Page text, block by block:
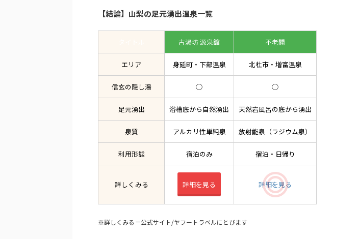
【結論】山梨の足元湧出温泉一覧
古湯坊 源泉舘 不老閣
エリア 身延町・下部温泉 北杜市・増富温泉
信玄の隠し湯 ◯ ◯
足元湧出 浴槽底から自然湧出 天然岩風呂の底から湧出
泉質 アルカリ性単純泉 放射能泉（ラジウム泉）
利用形態 宿泊のみ 宿泊・日帰り
詳しくみる 詳細を見る 詳細を見る
※詳しくみる＝公式サイト/ヤフートラベルにとびます